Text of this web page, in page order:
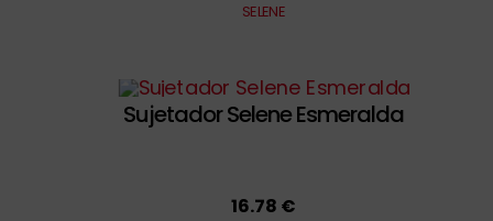
SELENE
Sujetador Selene Esmeralda
16.78 €